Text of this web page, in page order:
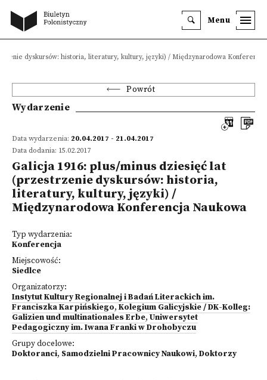
Menu
dyskursów: historia, literatury, kultury, języki) / Międzynarodowa Konferencja
Powrót
Wydarzenie
Data wydarzenia: 20.04.2017 - 21.04.2017
Data dodania: 15.02.2017
Galicja 1916: plus/minus dziesięć lat
(przestrzenie dyskursów: historia,
literatury, kultury, języki) /
Międzynarodowa Konferencja Naukowa
Typ wydarzenia:
Konferencja
Miejscowość:
Siedlce
Organizatorzy:
Instytut Kultury Regionalnej i Badań Literackich im.
Franciszka Karpińskiego, Kolegium Galicyjskie / DK-Kolleg:
Galizien und multinationales Erbe, Uniwersytet
Pedagogiczny im. Iwana Franki w Drohobyczu
Grupy docelowe:
Doktoranci, Samodzielni Pracownicy Naukowi, Doktorzy